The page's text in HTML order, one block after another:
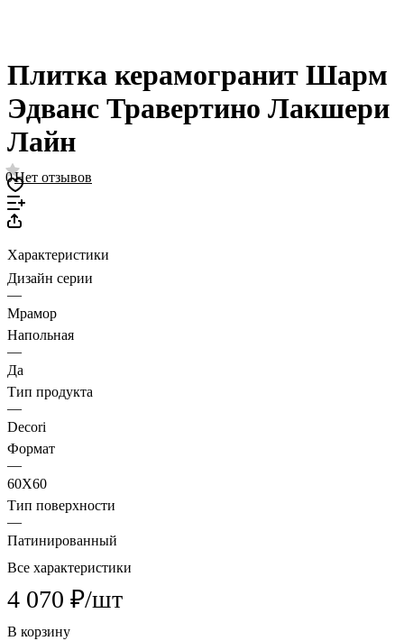
Плитка керамогранит Шарм
Эдванс Травертино Лакшери
Лайн
0Нет отзывов
Характеристики
Дизайн серии
—
Мрамор
Напольная
—
Да
Тип продукта
—
Decori
Формат
—
60X60
Тип поверхности
—
Патинированный
Все характеристики
4 070 ₽/шт
В корзину